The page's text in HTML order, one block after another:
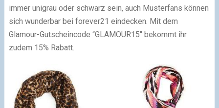
immer unigrau oder schwarz sein, auch Musterfans können
sich wunderbar bei forever21 eindecken. Mit dem
Glamour-Gutscheincode “GLAMOUR15″ bekommt ihr
zudem 15% Rabatt.